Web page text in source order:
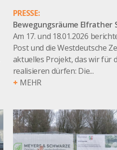
PRESSE:
Bewegungsräume Elfrather
Am 17. und 18.01.2026
Post und die Westdeutsche
aktuelles Projekt, das wir für
realisieren dürfen: Die...
MEHR